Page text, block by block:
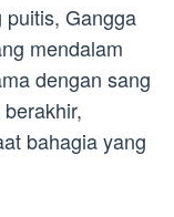
puitis, Gangga
mendalam
dengan sang
bahagia yang